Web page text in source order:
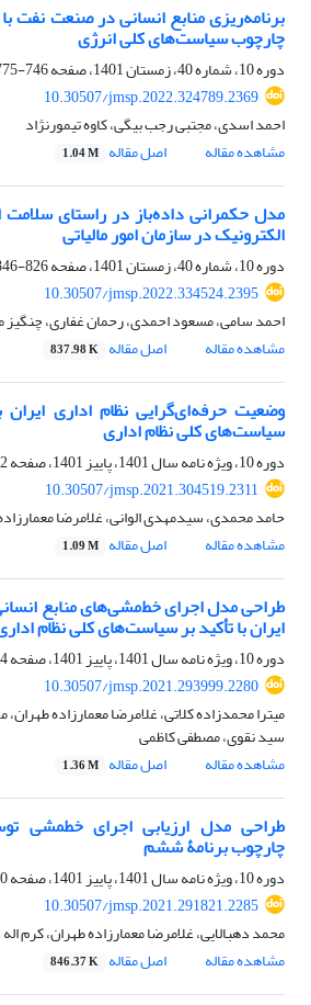
برنامه‌ریزی منابع انسانی در صنعت نفت
چارچوب سیاست‌های کلی انرژی
دوره 10، شماره 40، زمستان 1401، صفحه
746-775
10.30507/jmsp.2022.324789.2369
احمد اسدی، مجتبی رجب بیگی، کاوه تیمورنژاد
مشاهده مقاله
اصل مقاله 1.04 M
مدل حکمرانی داده‌باز در راستای سلامت
الکترونیک در سازمان امور مالیاتی
دوره 10، شماره 40، زمستان 1401، صفحه
826-846
10.30507/jmsp.2022.334524.2395
احمد سامی، مسعود احمدی، رحمان غفاری،
مشاهده مقاله
اصل مقاله 837.98 K
وضعیت حرفه‌ای‌گرایی نظام اداری
سیاست‌های کلی نظام اداری
دوره 10، ویژه نامه سال 1401، پاییز 1401، صفحه
10.30507/jmsp.2021.304519.2311
حامد محمدی، سیدمهدی الوانی، غلامرضا
مشاهده مقاله
اصل مقاله 1.09 M
طراحی مدل اجرای خط‌مشی‌های منابع
ایران با تأکید بر سیاست‌های کلی نظام
دوره 10، ویژه نامه سال 1401، پاییز 1401، صفحه
10.30507/jmsp.2021.293999.2280
میترا محمدزاده کلاتی، غلامرضا معمارزاده
سید نقوی، مصطفی کاظمی
مشاهده مقاله
اصل مقاله 1.36 M
طراحی مدل ارزیابی اجرای خط‏مشی
چارچوب برنامۀ ششم
دوره 10، ویژه نامه سال 1401، پاییز 1401، صفحه
10.30507/jmsp.2021.291821.2285
محمد دهبالایی، غلامرضا معمارزاده طهران، کرم
مشاهده مقاله
اصل مقاله 846.37 K